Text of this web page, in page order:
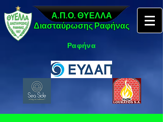
Α.Π.Ο. ΘΥΕΛΛΑ
Διασταύρωσης Ραφήνας
Ραφήνα